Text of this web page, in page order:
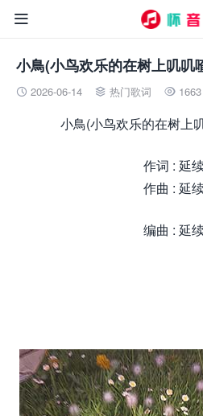

小鳥(小鸟欢乐的在树上叽叽
 2026-06-14  热门歌词  1663
小鳥(小鸟欢乐的在树上
作词 : 延
作曲 : 延
编曲 : 延